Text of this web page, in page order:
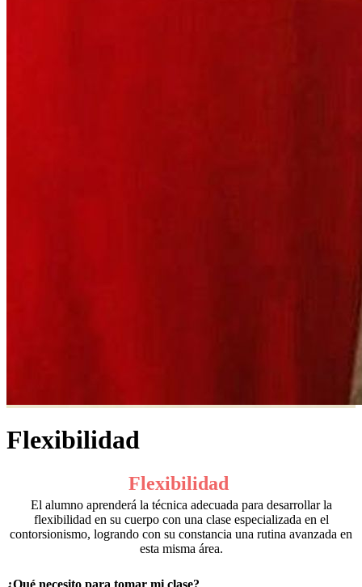
Flexibilidad
Flexibilidad
El alumno aprenderá la técnica adecuada para desarrollar la
flexibilidad en su cuerpo con una clase especializada en el
contorsionismo, logrando con su constancia una rutina avanzada en
esta misma área.
¿Qué necesito para tomar mi clase?